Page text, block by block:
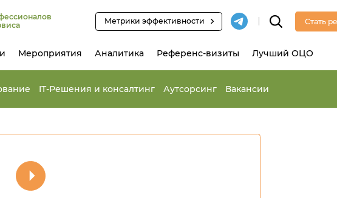
Метрики эффективности Стать
Мероприятия Аналитика Референс-визиты Лучший ОЦО
IT-Решения и консалтинг Аутсорсинг Вакансии